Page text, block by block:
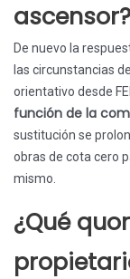
ascensor?
De nuevo la
las circunstancias
orientativo desde
función de la
sustitución se
obras de cota cero
mismo.
¿Qué